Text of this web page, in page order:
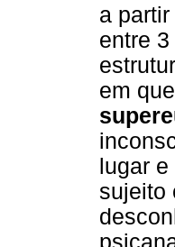
a
entre
em
lugar
sujeito